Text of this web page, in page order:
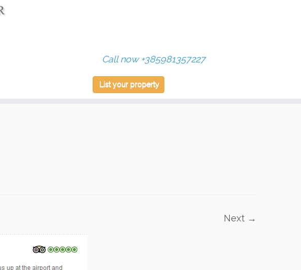
Call now +385981357227
List your property
Next →